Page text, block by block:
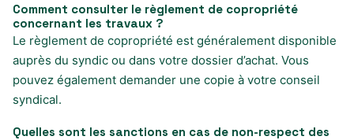
Comment consulter le règlement de copropriété
concernant les travaux ?
Le règlement de copropriété est généralement disponible
auprès du syndic ou dans votre dossier d’achat. Vous
pouvez également demander une copie à votre conseil
syndical.
Quelles sont les sanctions en cas de non-respect des